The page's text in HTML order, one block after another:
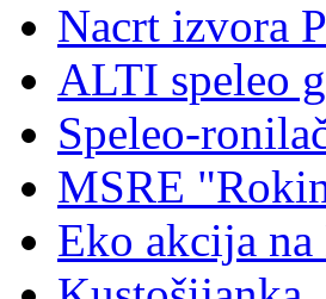
Nacrt izvora
ALTI speleo
Speleo-
MSRE
Eko akcija